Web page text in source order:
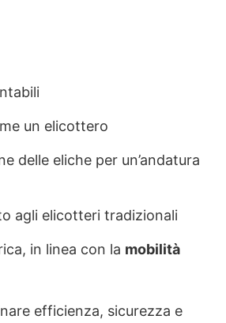
un elicottero
delle eliche per un’andatura
agli elicotteri tradizionali
in linea con la mobilità
efficienza, sicurezza e